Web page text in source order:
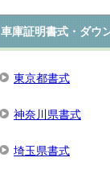
車庫証明書式・ダウ
東京都書式
神奈川県書式
埼玉県書式